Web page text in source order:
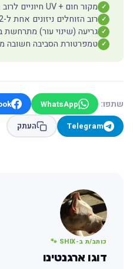
✓ מקור חום + UV חיוניים לרוב הזוחלים
✓ רוב הזוחלים ניזונים אחת ל-2–5 ימים — לא יום-יום
✓ גריעה (שינוי עור)
✓ טמפרטורת הסביבה חשובה
שתפו: WhatsApp
Telegram
העתק
כותב/ת ב-SHIX 🐾
דוגו ארגנטינו